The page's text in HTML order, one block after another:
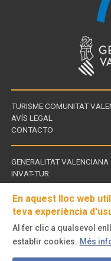
TURISME COMUNITAT
AVÍS LEGAL
CONTACTO
Enllaços
d'interès
GENERALITAT VALENCIANA
INVAT-TUR
CDT - CENTROS DE
Visita'ns
En aquest lloc web
teva experiència
Al fer clic a qualsevol
establir cookies. Més